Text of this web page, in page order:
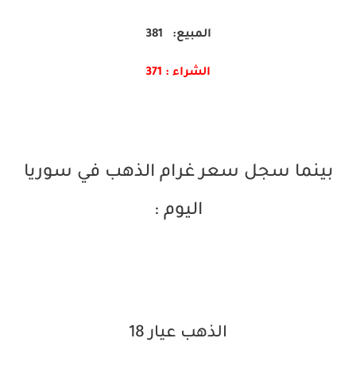
المبيع: 381
الشراء : 371
بينما سجل سعر غرام الذهب في سوريا
اليوم :
الذهب عيار 18